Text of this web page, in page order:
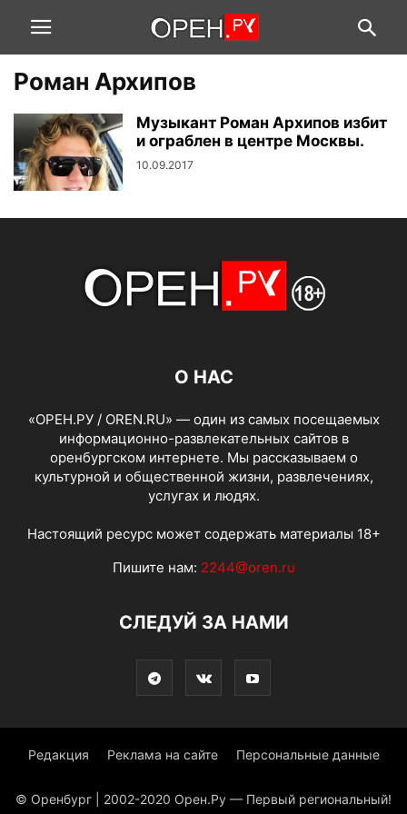
Роман Архипов
Музыкант Роман Архипов избит
и ограблен в центре Москвы.
10.09.2017
О НАС
«ОРЕН.РУ / OREN.RU» — один из самых посещаемых
информационно-развлекательных сайтов в
оренбургском интернете. Мы рассказываем о
культурной и общественной жизни, развлечениях,
услугах и людях.
Настоящий ресурс может содержать материалы 18+
Пишите нам: 2244@oren.ru
СЛЕДУЙ ЗА НАМИ
Редакция Реклама на сайте Персональные данные
© Оренбург | 2002-2020 Орен.Ру — Первый региональный!